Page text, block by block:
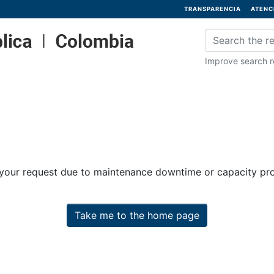
TRANSPARENCIA
Improve search
request due to maintenance downtime or capacity
Take me to the home page